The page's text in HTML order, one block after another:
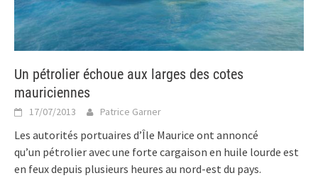
Un pétrolier échoue aux larges des cotes
mauriciennes
17/07/2013 Patrice Garner
Les autorités portuaires d’Île Maurice ont annoncé
qu’un pétrolier avec une forte cargaison en huile lourde est
en feux depuis plusieurs heures au nord-est du pays.